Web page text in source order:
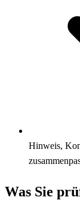
Hinweis,
Was Sie